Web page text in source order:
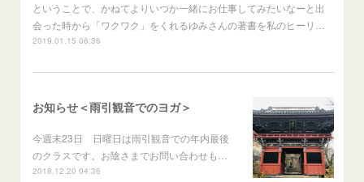
ということで、かねてよりいつか一緒にお仕事してみたいなーと出
会った時から「ワクワク」をくれるゆみさんの著書を私のヒーリ…
2019.01.15 06:36
お知らせ＜雨引観音でのヨガ＞
今週末23日 日曜日は雨引観音での年内最後
のクラスです。お陰さまでお問い合わせも…
2018.12.20 04:36